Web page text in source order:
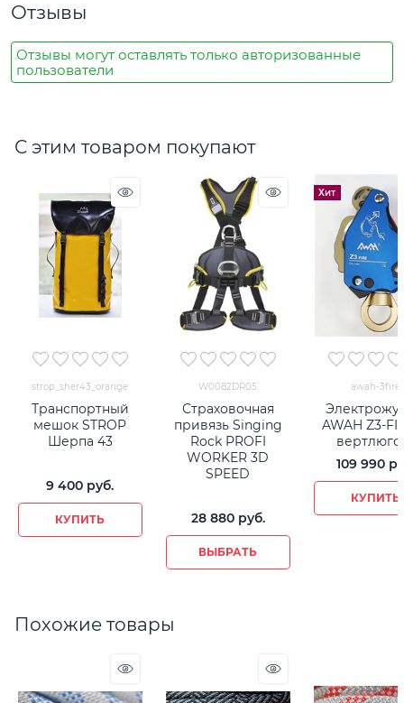
Отзывы
Отзывы могут оставлять только авторизованные
пользователи
С этим товаром покупают
strop_sher43_orange
Транспортный
мешок STROP
Шерпа 43
9 400 руб.
КУПИТЬ
W0082DR05
Страховочная
привязь Singing
Rock PROFI
WORKER 3D
SPEED
28 880 руб.
ВЫБРАТЬ
Хит
awah-3fire
AWAH Z3-
109 990
КУПИТЬ
Похожие товары